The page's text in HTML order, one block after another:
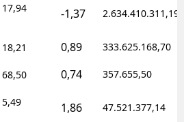
17,94 -1,37 2.634.410.311,19
18,21 0,89 333.625.168,70
68,50 0,74 357.655,50
5,49 1,86 47.521.377,14